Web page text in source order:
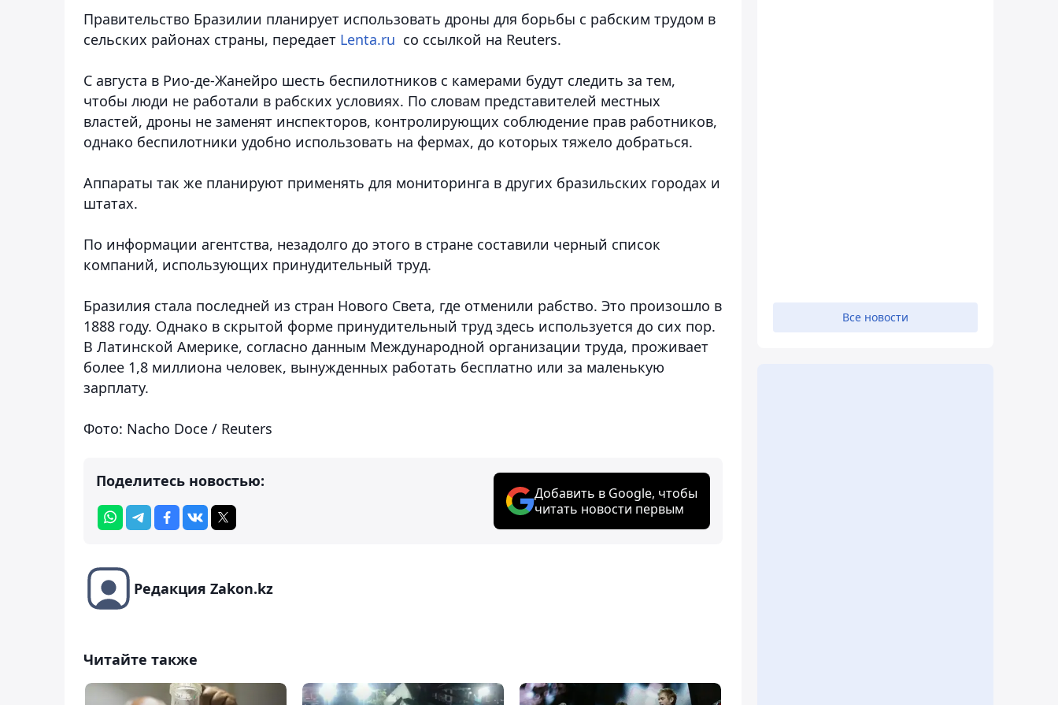
Правительство Бразилии планирует использовать дроны для борьбы с рабским трудом в
сельских районах страны, передает Lenta.ru со ссылкой на Reuters.
С августа в Рио-де-Жанейро шесть беспилотников с камерами будут следить за тем,
чтобы люди не работали в рабских условиях. По словам представителей местных
властей, дроны не заменят инспекторов, контролирующих соблюдение прав работников,
однако беспилотники удобно использовать на фермах, до которых тяжело добраться.
Аппараты так же планируют применять для мониторинга в других бразильских городах и
штатах.
По информации агентства, незадолго до этого в стране составили черный список
компаний, использующих принудительный труд.
Бразилия стала последней из стран Нового Света, где отменили рабство. Это произошло в
1888 году. Однако в скрытой форме принудительный труд здесь используется до сих пор.
В Латинской Америке, согласно данным Международной организации труда, проживает
более 1,8 миллиона человек, вынужденных работать бесплатно или за маленькую
зарплату.
Фото: Nacho Doce / Reuters
Поделитесь новостью:
Добавить в Google, чтобы
читать новости первым
Редакция Zakon.kz
Читайте также
Все новости